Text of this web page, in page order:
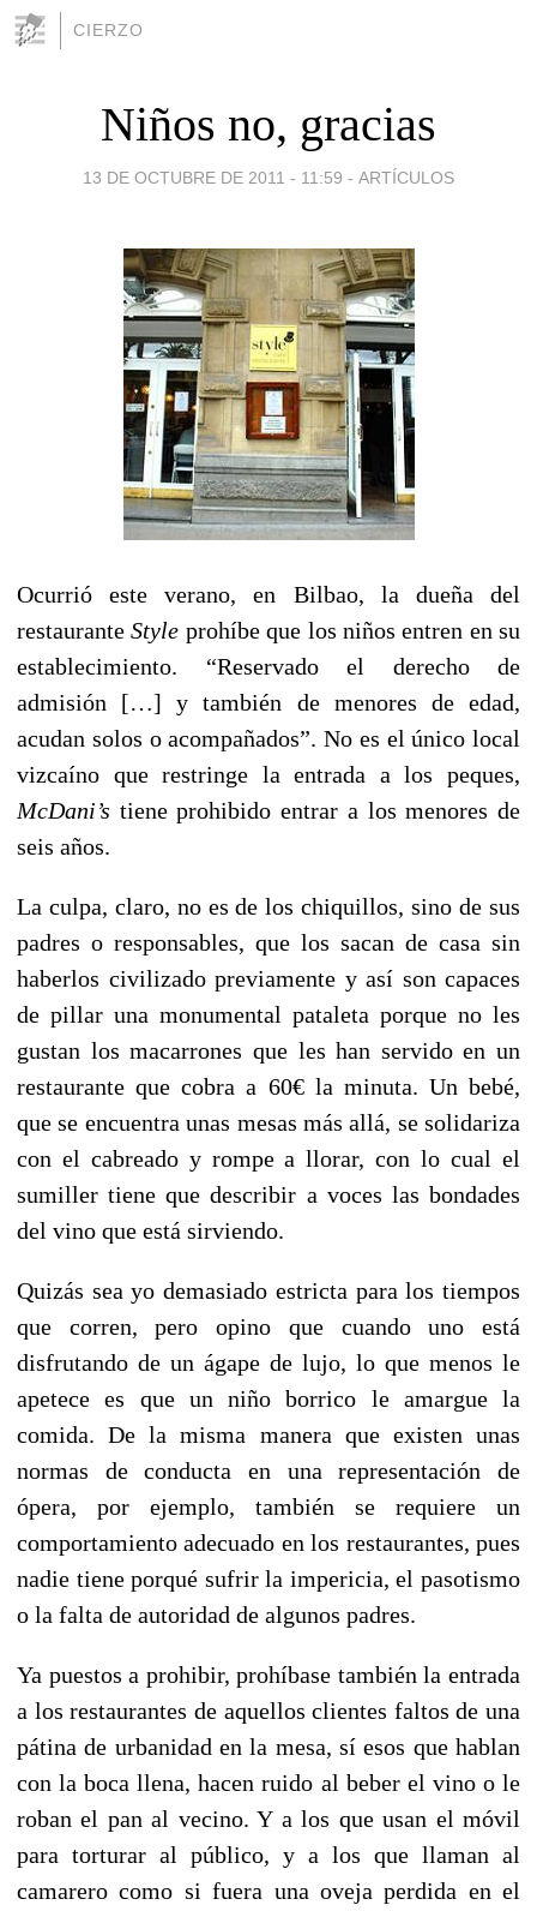
CIERZO
Niños no, gracias
13 DE OCTUBRE DE 2011 - 11:59 - ARTÍCULOS
Ocurrió este verano, en Bilbao, la dueña del
restauranteStyle prohíbe que los niños entren en su
establecimiento. “Reservado el derecho de
admisión […] y también de menores de edad,
acudan solos o acompañados”. No es el único local
vizcaíno que restringe la entrada a los peques,
McDani’s tiene prohibido entrar a los menores de
seis años.
La culpa, claro, no es de los chiquillos, sino de sus
padres o responsables, que los sacan de casa sin
haberlos civilizado previamente y así son capaces
de pillar una monumental pataleta porque no les
gustan los macarrones que les han servido en un
restaurante que cobra a 60€ la minuta. Un bebé,
que se encuentra unas mesas más allá, se solidariza
con el cabreado y rompe a llorar, con lo cual el
sumiller tiene que describir a voces las bondades
del vino que está sirviendo.
Quizás sea yo demasiado estricta para los tiempos
que corren, pero opino que cuando uno está
disfrutando de un ágape de lujo, lo que menos le
apetece es que un niño borrico le amargue la
comida. De la misma manera que existen unas
normas de conducta en una representación de
ópera, por ejemplo, también se requiere un
comportamiento adecuado en los restaurantes, pues
nadie tiene porqué sufrir la impericia, el pasotismo
o la falta de autoridad de algunos padres.
Ya puestos a prohibir, prohíbase también la entrada
a los restaurantes de aquellos clientes faltos de una
pátina de urbanidad en la mesa, sí esos que hablan
con la boca llena, hacen ruido al beber el vino o le
roban el pan al vecino. Y a los que usan el móvil
para torturar al público, y a los que llaman al
camarero como si fuera una oveja perdida en el